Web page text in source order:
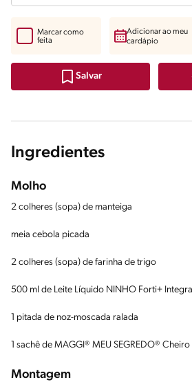
Salvar
Marcar como
feita
Adicionar ao meu
cardápio
Ingredientes
Molho
2 colheres (sopa) de manteiga
meia cebola picada
2 colheres (sopa) de farinha de trigo
500 ml de Leite Líquido NINHO Forti+
1 pitada de noz-moscada ralada
1 sachê de MAGGI® MEU SEGREDO® Cheiro
Montagem